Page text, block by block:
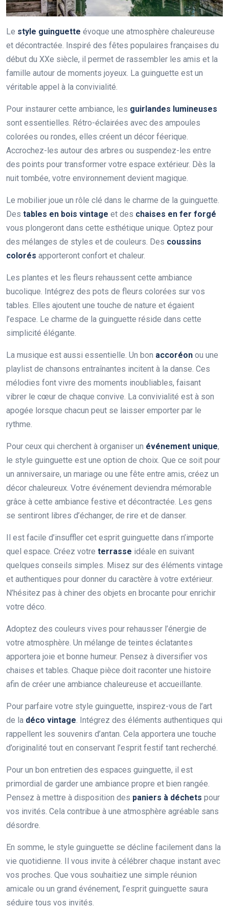
Le style guinguette évoque une atmosphère chaleureuse
et décontractée. Inspiré des fêtes populaires françaises du
début du XXe siècle, il permet de rassembler les amis et la
famille autour de moments joyeux. La guinguette est un
véritable appel à la convivialité.
Pour instaurer cette ambiance, les guirlandes lumineuses
sont essentielles. Rétro-éclairées avec des ampoules
colorées ou rondes, elles créent un décor féerique.
Accrochez-les autour des arbres ou suspendez-les entre
des points pour transformer votre espace extérieur. Dès la
nuit tombée, votre environnement devient magique.
Le mobilier joue un rôle clé dans le charme de la guinguette.
Des tables en bois vintage et des chaises en fer forgé
vous plongeront dans cette esthétique unique. Optez pour
des mélanges de styles et de couleurs. Des coussins
colorés apporteront confort et chaleur.
Les plantes et les fleurs rehaussent cette ambiance
bucolique. Intégrez des pots de fleurs colorées sur vos
tables. Elles ajoutent une touche de nature et égaient
l’espace. Le charme de la guinguette réside dans cette
simplicité élégante.
La musique est aussi essentielle. Un bon accoréon ou une
playlist de chansons entraînantes incitent à la danse. Ces
mélodies font vivre des moments inoubliables, faisant
vibrer le cœur de chaque convive. La convivialité est à son
apogée lorsque chacun peut se laisser emporter par le
rythme.
Pour ceux qui cherchent à organiser un événement unique,
le style guinguette est une option de choix. Que ce soit pour
un anniversaire, un mariage ou une fête entre amis, créez un
décor chaleureux. Votre événement deviendra mémorable
grâce à cette ambiance festive et décontractée. Les gens
se sentiront libres d’échanger, de rire et de danser.
Il est facile d’insuffler cet esprit guinguette dans n’importe
quel espace. Créez votre terrasse idéale en suivant
quelques conseils simples. Misez sur des éléments vintage
et authentiques pour donner du caractère à votre extérieur.
N’hésitez pas à chiner des objets en brocante pour enrichir
votre déco.
Adoptez des couleurs vives pour rehausser l’énergie de
votre atmosphère. Un mélange de teintes éclatantes
apportera joie et bonne humeur. Pensez à diversifier vos
chaises et tables. Chaque pièce doit raconter une histoire
afin de créer une ambiance chaleureuse et accueillante.
Pour parfaire votre style guinguette, inspirez-vous de l’art
de la déco vintage . Intégrez des éléments authentiques qui
rappellent les souvenirs d’antan. Cela apportera une touche
d’originalité tout en conservant l’esprit festif tant recherché.
Pour un bon entretien des espaces guinguette, il est
primordial de garder une ambiance propre et bien rangée.
Pensez à mettre à disposition des paniers à déchets pour
vos invités. Cela contribue à une atmosphère agréable sans
désordre.
En somme, le style guinguette se décline facilement dans la
vie quotidienne. Il vous invite à célébrer chaque instant avec
vos proches. Que vous souhaitiez une simple réunion
amicale ou un grand événement, l’esprit guinguette saura
séduire tous vos invités.